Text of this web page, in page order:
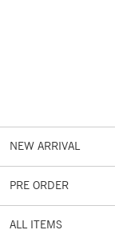
NEW ARRIVAL
PRE ORDER
ALL ITEMS